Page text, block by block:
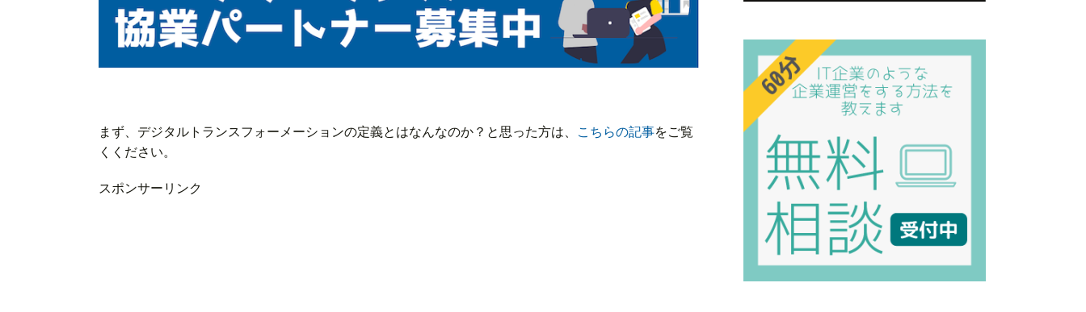
まず、デジタルトランスフォーメーションの定義とはなんなのか？と思った方は、 こちらの記事をご覧
くください。
スポンサーリンク